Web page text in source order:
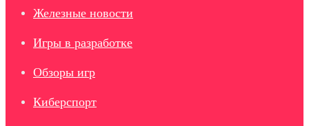
Железные новости
Игры в разработке
Обзоры игр
Киберспорт